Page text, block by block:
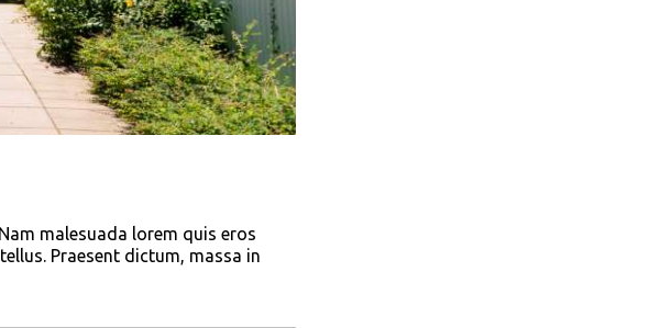
malesuada lorem quis eros
Praesent dictum, massa in